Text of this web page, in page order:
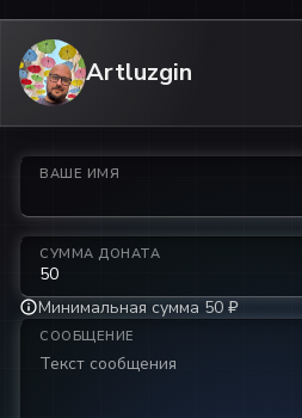
Artluzgin
ВАШЕ ИМЯ
СУММА ДОНАТА
Минимальная сумма 50 ₽
СООБЩЕНИЕ